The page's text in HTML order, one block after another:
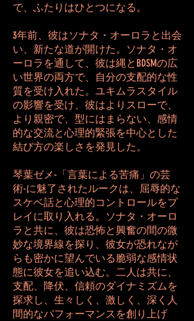
で、ふたりはひとつになる。
3年前、彼はソナタ・オーロラと出会
い、新たな道が開けた。ソナタ・オ
ーロラを通して、彼は縄とBDSMの広
い世界の両方で、自分の支配的な性
質を受け入れた。ユキムラスタイル
の影響を受け、彼はよりスローで、
より親密で、型にはまらない、感情
的な交流と心理的緊張を中心とした
結び方の楽しさを発見した。
琴葉ゼメ-「言葉による苦痛」の芸
術-に魅了されたルークは、屈辱的な
スケベ話と心理的コントロールをプ
レイに取り入れる。ソナタ・オーロ
ラと共に、彼は恐怖と興奮の間の微
妙な境界線を探り、彼女が恐れなが
らも密かに望んでいる脆弱な感情状
態に彼女を追い込む。二人は共に、
支配、降伏、信頼のダイナミズムを
探求し、生々しく、激しく、深く人
間的なパフォーマンスを創り上げ